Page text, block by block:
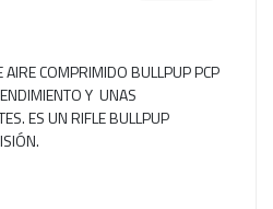
COMPRIMIDO BULLPUP PCP
Y UNAS
ES UN RIFLE BULLPUP